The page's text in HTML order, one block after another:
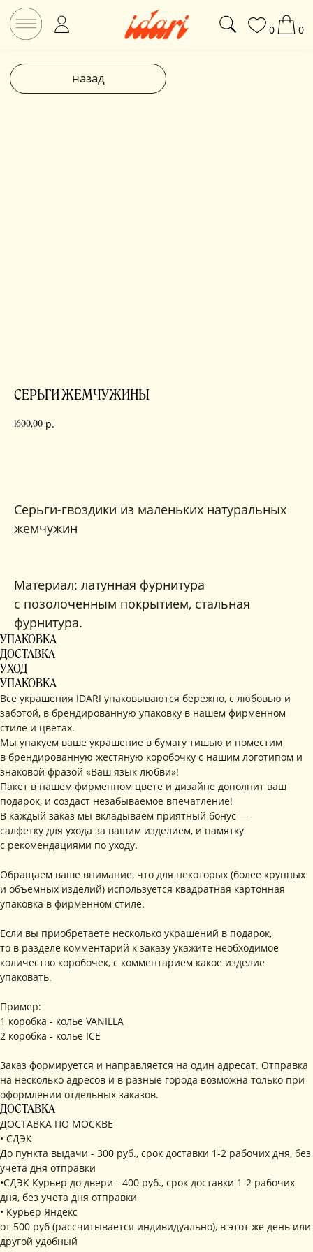
СЕРЬГИ ЖЕМЧУЖИНЫ
1600,00 р.
Серьги-гвоздики из маленьких натуральных
жемчужин
Материал: латунная фурнитура
с позолоченным покрытием, стальная
фурнитура.
УПАКОВКА
ДОСТАВКА
УХОД
УПАКОВКА
Все украшения IDARI упаковываются бережно, с любовью и
заботой, в брендированную упаковку в нашем фирменном
стиле и цветах.
Мы упакуем ваше украшение в бумагу тишью и поместим
в брендированную жестяную коробочку с нашим логотипом и
знаковой фразой «Ваш язык любви»!
Пакет в нашем фирменном цвете и дизайне дополнит ваш
подарок, и создаст незабываемое впечатление!
В каждый заказ мы вкладываем приятный бонус —
салфетку для ухода за вашим изделием, и памятку
с рекомендациями по уходу.
Обращаем ваше внимание, что для некоторых (более крупных
и объемных изделий) используется квадратная картонная
упаковка в фирменном стиле.
Если вы приобретаете несколько украшений в подарок,
то в разделе комментарий к заказу укажите необходимое
количество коробочек, с комментарием какое изделие
упаковать.
Пример:
1 коробка - колье VANILLA
2 коробка - колье ICE
Заказ формируется и направляется на один адресат. Отправка
на несколько адресов и в разные города возможна только при
оформлении отдельных заказов.
ДОСТАВКА
ДОСТАВКА ПО МОСКВЕ
• СДЭК
До пункта выдачи - 300 руб., срок доставки 1-2 рабочих дня, без
учета дня отправки
•СДЭК Курьер до двери - 400 руб., срок доставки 1-2 рабочих
дня, без учета дня отправки
• Курьер Яндекс
от 500 руб (рассчитывается индивидуально), в этот же день или
другой удобный